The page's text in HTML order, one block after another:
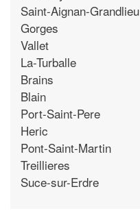
Saint-Aignan-Grandlieu
Gorges
Vallet
La-Turballe
Brains
Blain
Port-Saint-Pere
Heric
Pont-Saint-Martin
Treillieres
Suce-sur-Erdre